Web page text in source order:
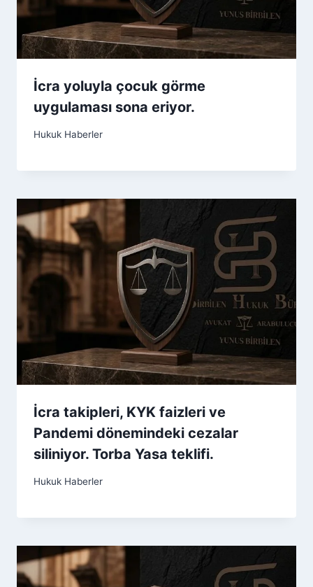
İcra yoluyla çocuk görme
uygulaması sona eriyor.
Hukuk Haberler
İcra takipleri, KYK faizleri ve
Pandemi dönemindeki cezalar
siliniyor. Torba Yasa teklifi.
Hukuk Haberler